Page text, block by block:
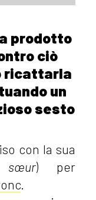
prodotto
ciò
ricattarla
un
sesto
con la sua
sœur) per
.